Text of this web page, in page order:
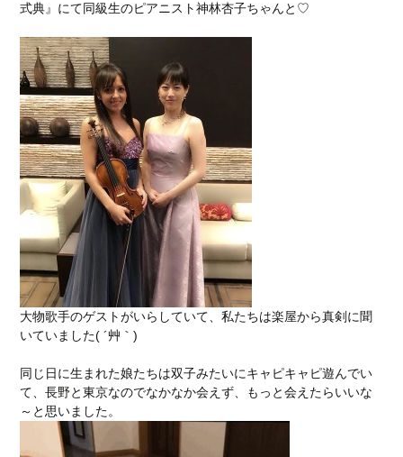
式典』にて同級生のピアニスト神林杏子ちゃんと♡
大物歌手のゲストがいらしていて、私たちは楽屋から真剣に聞
いていました( ´艸｀)
同じ日に生まれた娘たちは双子みたいにキャピキャピ遊んでい
て、長野と東京なのでなかなか会えず、もっと会えたらいいな
～と思いました。